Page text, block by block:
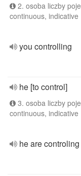
2. osoba liczby
continuous, indicative
you controlling
he [to control]
3. osoba liczby
continuous, indicative
he are controling